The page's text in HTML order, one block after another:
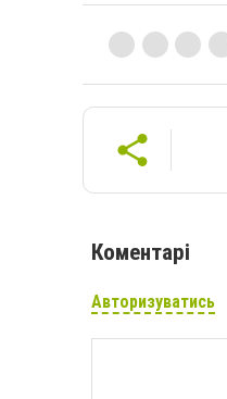
Коментарі
Авторизуватись